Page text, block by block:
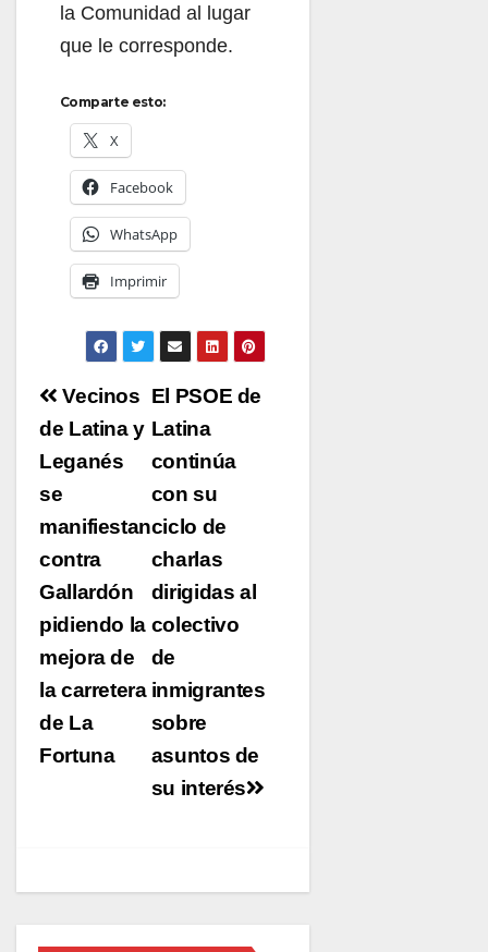
la Comunidad al lugar
que le corresponde.
Comparte esto:
X
Facebook
WhatsApp
Imprimir
Navegación
de
entradas
El PSOE de
Latina
continúa
con su
ciclo de
charlas
dirigidas al
colectivo
de
inmigrantes
sobre
asuntos de
su interés
Vecinos
de Latina y
Leganés
se
manifiestan
contra
Gallardón
pidiendo la
mejora de
la carretera
de La
Fortuna